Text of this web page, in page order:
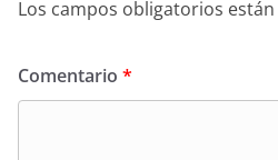
Los campos obligatorios
Comentario *